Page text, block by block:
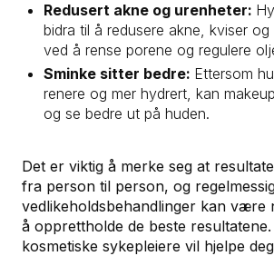
Redusert akne og urenheter:
bidra til å redusere akne, kviser
ved å rense porene og regulere
Sminke sitter bedre: Ettersom
renere og mer hydrert, kan
og se bedre ut på huden.
Det er viktig å merke seg at
fra person til person, og
vedlikeholdsbehandlinger kan være
å opprettholde de beste
kosmetiske sykepleiere vil hjelpe